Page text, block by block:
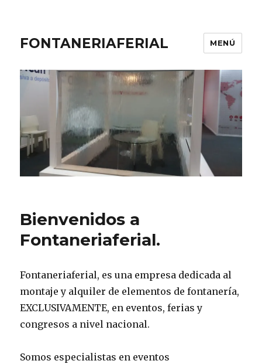
FONTANERIAFERIAL MENÚ
Bienvenidos a
Fontaneriaferial.
Fontaneriaferial, es una empresa dedicada al
montaje y alquiler de elementos de fontanería,
EXCLUSIVAMENTE, en eventos, ferias y
congresos a nivel nacional.
Somos especialistas en eventos